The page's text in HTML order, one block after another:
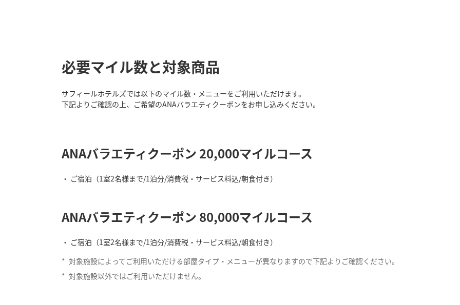
必要マイル数と対象商品
サフィールホテルズでは以下のマイル数・メニューをご利用いただけます。
下記よりご確認の上、ご希望のANAバラエティクーポンをお申し込みください。
ANAバラエティクーポン 20,000マイルコース
ご宿泊（1室2名様まで/1泊分/消費税・サービス料込/朝食付き）
ANAバラエティクーポン 80,000マイルコース
ご宿泊（1室2名様まで/1泊分/消費税・サービス料込/朝食付き）
* 対象施設によってご利用いただける部屋タイプ・メニューが異なりますので下記よりご確認ください。
* 対象施設以外ではご利用いただけません。